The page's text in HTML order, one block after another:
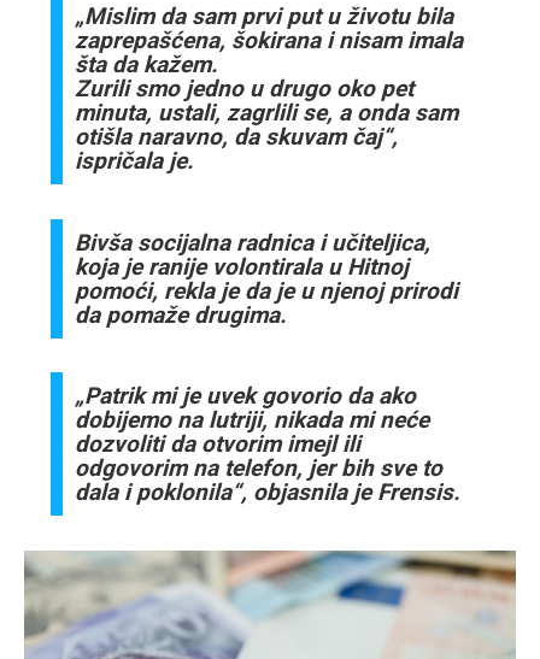
„Mislim da sam prvi put u životu bila
zaprepašćena, šokirana i nisam imala
šta da kažem.
Zurili smo jedno u drugo oko pet
minuta, ustali, zagrlili se, a onda sam
otišla naravno, da skuvam čaj“,
ispričala je.
Bivša socijalna radnica i učiteljica,
koja je ranije volontirala u Hitnoj
pomoći, rekla je da je u njenoj prirodi
da pomaže drugima.
„Patrik mi je uvek govorio da ako
dobijemo na lutriji, nikada mi neće
dozvoliti da otvorim imejl ili
odgovorim na telefon, jer bih sve to
dala i poklonila“, objasnila je Frensis.